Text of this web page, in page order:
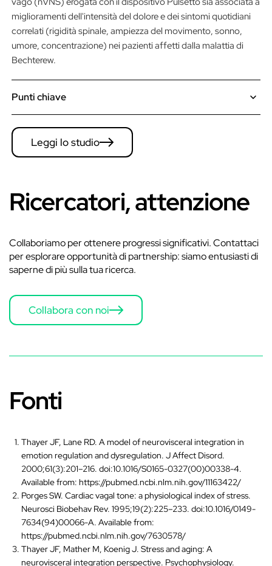
miglioramenti dell'intensità del dolore e dei sintomi quotidiani
correlati (rigidità spinale, ampiezza del movimento, sonno,
umore, concentrazione) nei pazienti affetti dalla malattia di
Bechterew.
Punti chiave
rigidità spinale mattutina dopo la stimolazione.
Il dolore articolare è diminuito in modo significativo dopo la
stimolazione rispetto a prima, e la riduzione è risultata
riportati molto più spesso che diminuzioni.
La qualità del sonno e l'umore sono migliorati per un gruppo
non ha riportato cambiamenti e solo pochi hanno riferito un
peggioramento.
Leggi lo studio
Ricercatori, attenzione
Collaboriamo per ottenere progressi significativi. Contattaci
per esplorare opportunità di partnership: siamo entusiasti di
saperne di più sulla tua ricerca.
Collabora con noi
Fonti
Thayer JF, Lane RD. A model of neurovisceral integration in
emotion regulation and dysregulation. J Affect Disord.
2000;61(3):201–216. doi:10.1016/S0165-0327(00)00338-4.
Available from: https://pubmed.ncbi.nlm.nih.gov/11163422/
Porges SW. Cardiac vagal tone: a physiological index of stress.
Neurosci Biobehav Rev. 1995;19(2):225–233. doi:10.1016/0149-
7634(94)00066-A. Available from:
https://pubmed.ncbi.nlm.nih.gov/7630578/
Thayer JF, Mather M, Koenig J. Stress and aging: A
neurovisceral integration perspective. Psychophysiology.